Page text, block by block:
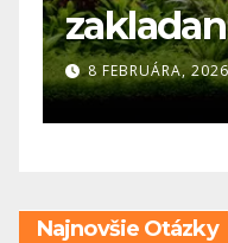
diel)-
v
8 FEBRUÁRA,
Najnovšie Otázky